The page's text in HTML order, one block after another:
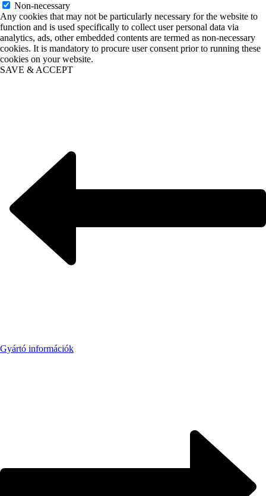
Non-necessary
Any cookies that may not be particularly necessary for the website to
function and is used specifically to collect user personal data via
analytics, ads, other embedded contents are termed as non-necessary
cookies. It is mandatory to procure user consent prior to running these
cookies on your website.
SAVE & ACCEPT
Gyártó információk